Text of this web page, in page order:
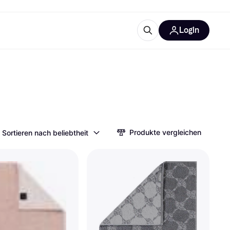
Login
Sortieren nach beliebtheit Produkte vergleichen